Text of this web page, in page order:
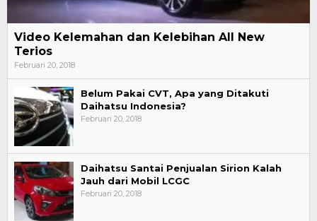
Video Kelemahan dan Kelebihan All New
Terios
Februari 20, 2018
Belum Pakai CVT, Apa yang Ditakuti
Daihatsu Indonesia?
Februari 20, 2018
Daihatsu Santai Penjualan Sirion Kalah
Jauh dari Mobil LCGC
Februari 20, 2018